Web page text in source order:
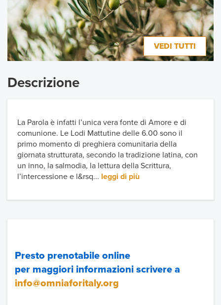
VEDI TUTTI
Descrizione
La Parola è infatti l’unica vera fonte di Amore e di
comunione. Le Lodi Mattutine delle 6.00 sono il
primo momento di preghiera comunitaria della
giornata strutturata, secondo la tradizione latina, con
un inno, la salmodia, la lettura della Scrittura,
l’intercessione e l&rsq... leggi di più
Presto prenotabile online
per maggiori informazioni scrivere a
info@omniaforitaly.org